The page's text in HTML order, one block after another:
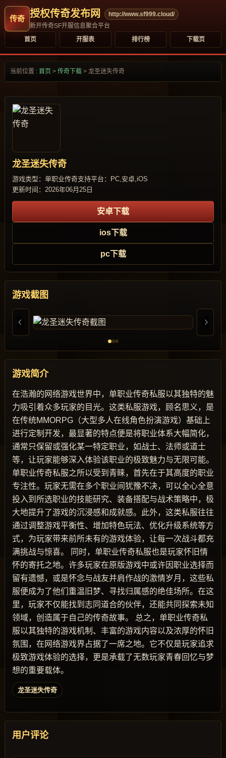
授权传奇发布网
http://www.sf999.cloud/
新开传奇SF开服信息聚合平台
首页
开服表 排行榜 下载页
当前位置 : 首页 > 传奇下载 > 龙圣迷失传奇
龙圣迷失传奇
游戏类型：单职业传奇支持平台：PC,安卓,iOS
更新时间：2026年06月25日
安卓下载
ios下载
pc下载
游戏截图
游戏简介
在浩瀚的网络游戏世界中，单职业传奇私服以其独特的魅
力吸引着众多玩家的目光。这类私服游戏，顾名思义，是
在传统MMORPG（大型多人在线角色扮演游戏）基础上
进行定制开发，最显著的特点便是将职业体系大幅简化，
通常只保留或强化某一特定职业，如战士、法师或道士
等，让玩家能够深入体验该职业的极致魅力与无限可能。
单职业传奇私服之所以受到青睐，首先在于其高度的职业
专注性。玩家无需在多个职业间犹豫不决，可以全心全意
投入到所选职业的技能研究、装备搭配与战术策略中，极
大地提升了游戏的沉浸感和成就感。此外，这类私服往往
通过调整游戏平衡性、增加特色玩法、优化升级系统等方
式，为玩家带来前所未有的游戏体验，让每一次战斗都充
满挑战与惊喜。 同时，单职业传奇私服也是玩家怀旧情
怀的寄托之地。许多玩家在原版游戏中或许因职业选择而
留有遗憾，或是怀念与战友并肩作战的激情岁月，这些私
服便成为了他们重温旧梦、寻找归属感的绝佳场所。在这
里，玩家不仅能找到志同道合的伙伴，还能共同探索未知
领域，创造属于自己的传奇故事。 总之，单职业传奇私
服以其独特的游戏机制、丰富的游戏内容以及浓厚的怀旧
氛围，在网络游戏界占据了一席之地。它不仅是玩家追求
极致游戏体验的选择，更是承载了无数玩家青春回忆与梦
想的重要载体。
龙圣迷失传奇
用户评论